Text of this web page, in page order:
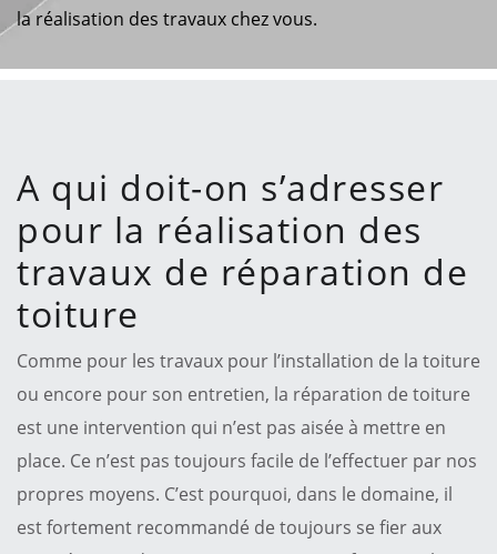
la réalisation des travaux chez vous.
A qui doit-on s’adresser
pour la réalisation des
travaux de réparation de
toiture
Comme pour les travaux pour l’installation de la toiture
ou encore pour son entretien, la réparation de toiture
est une intervention qui n’est pas aisée à mettre en
place. Ce n’est pas toujours facile de l’effectuer par nos
propres moyens. C’est pourquoi, dans le domaine, il
est fortement recommandé de toujours se fier aux